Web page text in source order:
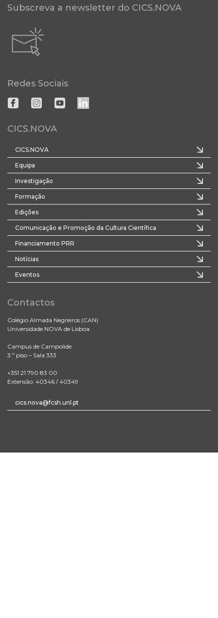
Subscreva a newsletter do CICS.NOVA
Redes Sociais
CICS.NOVA
CICS.NOVA
Equipa
Investigação
Formação
Edições
Comunicação e Promoção da Cultura Científica
Financiamento PRR
Notícias
Eventos
Contactos
Colégio Almada Negreiros (CAN)
Universidade NOVA de Lisboa
Campus de Campolide
3.º piso – Sala 333
+351 21 790 83 00
Extensão: 40346 / 40349
cics.nova@fcsh.unl.pt